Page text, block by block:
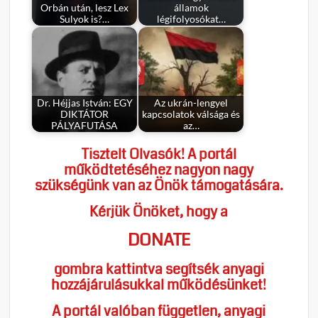
Orbán után, lesz Lex
Sulyok is?…
államok
légifolyosókat…
Dr. Héjjas István: EGY
DIKTÁTOR
PÁLYAFUTÁSA
Az ukrán-lengyel
kapcsolatok válsága és
az…
Tisztelt Olvasók! A portál
működtetéséhez nagyon nagy
szükségünk van az Önök támogatására.
Kérjük Önöket, hogy a
DONATE
gombra kattintva segítsék anyagi
hozzájárulásukkal működésünket!
A portál valóban független, anyagi